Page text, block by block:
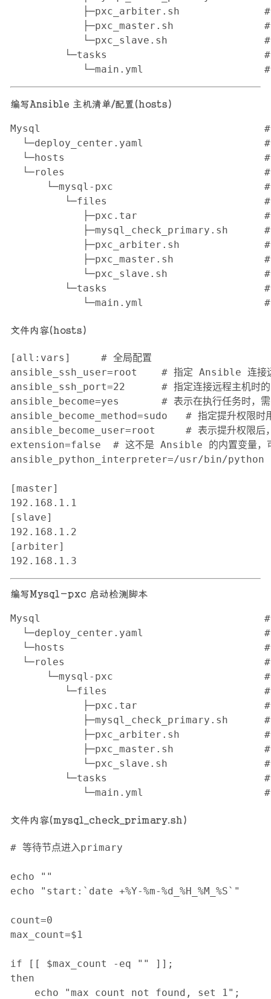
├─pxc_arbiter.sh              #
├─pxc_master.sh
└─pxc_slave.sh                #
└─tasks                          #
└─main.yml                    #
编写Ansible 主机清单/配置(hosts)
Mysql                                     # 主
└─deploy_center.yaml                    #
└─hosts                                 #
└─roles                                 #
└─mysql-pxc                         #
└─files                          #
├─pxc.tar                     #
├─mysql_check_primary.sh
├─pxc_arbiter.sh              #
├─pxc_master.sh
└─pxc_slave.sh                #
└─tasks                          #
└─main.yml                    #
文件内容(hosts)
[all:vars]     # 全局配置
ansible_ssh_user=root    # 指定 Ansible 连接远程
ansible_ssh_port=22      # 指定连接远程主机时的
ansible_become=yes       # 表示在执行任务时，需
ansible_become_method=sudo   # 指定提升权限时
ansible_become_user=root     # 表示提升权限后，
extension=false  # 这不是 Ansible 的内置变量，可
ansible_python_interpreter=/usr/bin/python  #
[master]
192.168.1.1
[slave]
192.168.1.2
[arbiter]
192.168.1.3
编写Mysql-pxc 启动检测脚本
Mysql                                     # 主
└─deploy_center.yaml                    #
└─hosts
└─roles                                 #
└─mysql-pxc                         #
└─files                          #
├─pxc.tar                     #
├─mysql_check_primary.sh      #
├─pxc_arbiter.sh              #
├─pxc_master.sh               #
└─pxc_slave.sh                #
└─tasks                          #
└─main.yml                    #
文件内容(mysql_check_primary.sh)
# 等待节点进入primary
echo ""
echo "start:`date +%Y-%m-%d_%H_%M_%S`"
count=0
max_count=$1
if [[ $max_count -eq "" ]];
then
    echo "max count not found, set 1";